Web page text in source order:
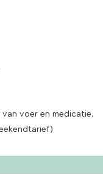
voer en medicatie.